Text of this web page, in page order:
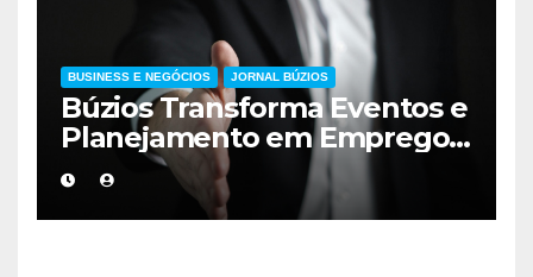
BUSINESS E NEGÓCIOS JORNAL BÚZIOS
Búzios Transforma Eventos e
Planejamento em Emprego
e Renda